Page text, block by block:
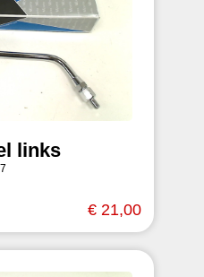
links
€ 21,00